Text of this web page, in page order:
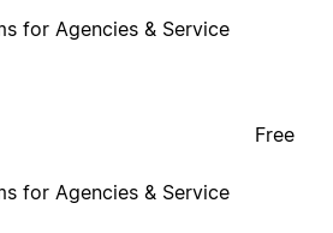
for Agencies & Service
for Agencies & Service
Free